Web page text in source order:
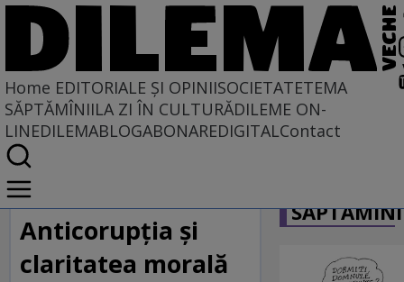
Home EDITORIALE ȘI OPINIISOCIETATETEMA
SĂPTĂMÎNIILA ZI ÎN CULTURĂDILEME ON-
LINEDILEMABLOGABONAREDIGITALContact
Home
EDITORIALE ȘI OPINII
PE CE LUME TRĂIM
Anticorupţia şi
claritatea morală